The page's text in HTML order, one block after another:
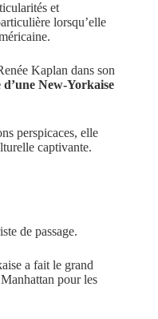
et
lorsqu’elle
Kaplan dans son
New-Yorkaise
perspicaces, elle
captivante.
de passage.
a fait le grand
pour les